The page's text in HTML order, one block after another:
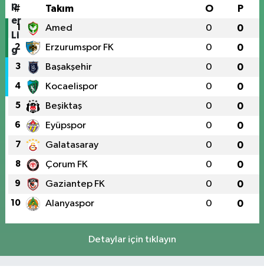
# Takım O P
1 Amed 0 0
2 Erzurumspor FK 0 0
3 Başakşehir 0 0
4 Kocaelispor 0 0
5 Beşiktaş 0 0
6 Eyüpspor 0 0
7 Galatasaray 0 0
8 Çorum FK 0 0
9 Gaziantep FK 0 0
10 Alanyaspor 0 0
Detaylar için tıklayın